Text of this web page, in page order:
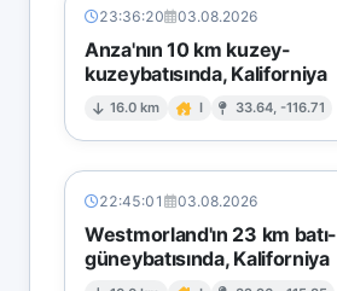
23:36:20 03.08.2026
Anza'nın 10 km kuzey-
kuzeybatısında, Kaliforniya
16.0 km I 33.64, -116.71
22:45:01 03.08.2026
Westmorland'ın 23 km batı-
güneybatısında, Kaliforniya